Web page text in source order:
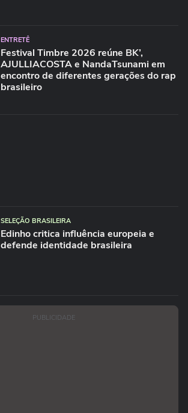
ENTRETÊ
Festival Timbre 2026 reúne BK’,
AJULLIACOSTA e NandaTsunami em
encontro de diferentes gerações do rap
brasileiro
SELEÇÃO BRASILEIRA
Edinho critica influência europeia e
defende identidade brasileira
PUBLICIDADE